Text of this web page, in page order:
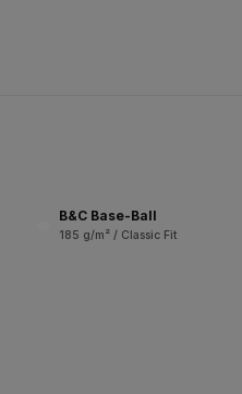
B&C Base-Ball
185 g/m² / Classic Fit